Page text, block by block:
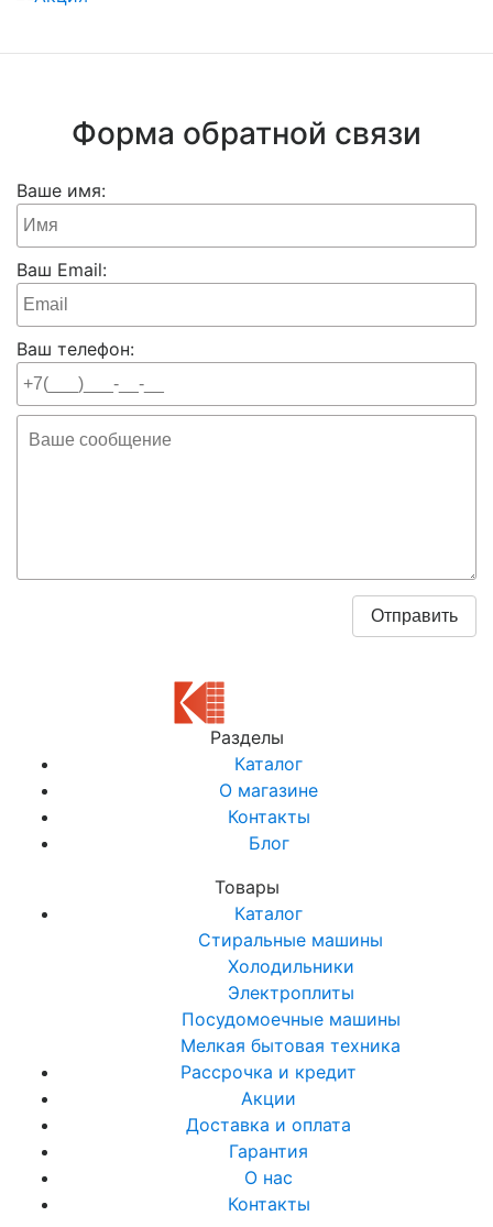
Форма обратной связи
Ваше имя:
Ваш Email:
Ваш телефон:
Разделы
Каталог
О магазине
Контакты
Блог
Товары
Каталог
Стиральные машины
Холодильники
Электроплиты
Посудомоечные машины
Мелкая бытовая техника
Рассрочка и кредит
Акции
Доставка и оплата
Гарантия
О нас
Контакты